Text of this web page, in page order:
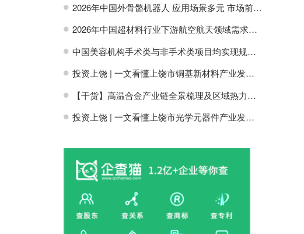
H 2026年中国外骨骼机器人 应用场景多元 市场前景广阔【组图】
H 2026年中国超材料行业下游航空航天领域需求分析【组图】
H 中国美容机构手术类与非手术类项目均实现规模增长【组图】
H 投资上饶 | 一文看懂上饶市铜基新材料产业发展现状与投资机会前瞻
H 【干货】高温合金产业链全景梳理及区域热力地图
H 投资上饶 | 一文看懂上饶市光学元器件产业发展现状与投资机会前瞻